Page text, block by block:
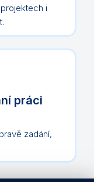
i
práci
zadání,